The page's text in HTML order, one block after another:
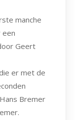
manche
een
Geert
er met de
Bremer